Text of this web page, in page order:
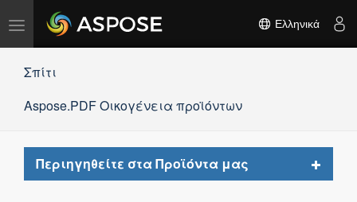
Εναλλαγή
πλοήγησης
Ελληνικά
Σπίτι
Aspose.PDF Οικογένεια προϊόντων
Περιηγηθείτε στα Προϊόντα μας
Toggle